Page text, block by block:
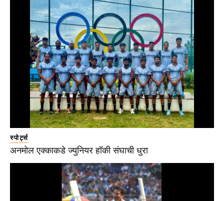
स्पोर्ट्स
अनमोल एक्काकडे ज्युनियर हॉकी संघाची धुरा